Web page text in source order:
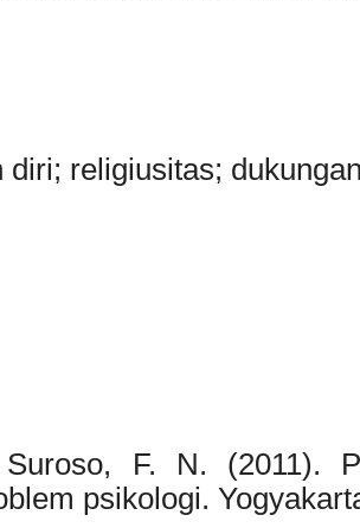
diri; religiusitas;
F. N. (2011).
psikologi.